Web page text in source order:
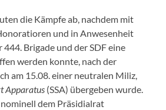
die Kämpfe ab, nachdem mit
und in Anwesenheit
Brigade und der SDF eine
werden konnte, nach der
am 15.08. einer neutralen Miliz,
Apparatus (SSA) übergeben wurde.
dem Präsidialrat